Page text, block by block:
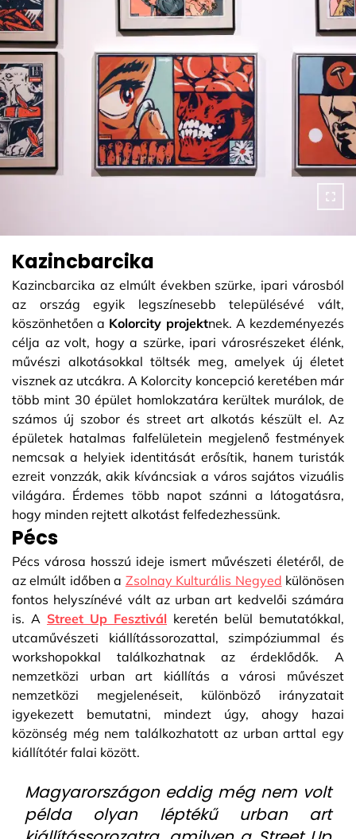
Kazincbarcika
Kazincbarcika az elmúlt években szürke, ipari városból
az ország egyik legszínesebb településévé vált,
köszönhetően a Kolorcity projektnek. A kezdeményezés
célja az volt, hogy a szürke, ipari városrészeket élénk,
művészi alkotásokkal töltsék meg, amelyek új életet
visznek az utcákra. A Kolorcity koncepció keretében már
több mint 30 épület homlokzatára kerültek murálok, de
számos új szobor és street art alkotás készült el. Az
épületek hatalmas falfelületein megjelenő festmények
nemcsak a helyiek identitását erősítik, hanem turisták
ezreit vonzzák, akik kíváncsiak a város sajátos vizuális
világára. Érdemes több napot szánni a látogatásra,
hogy minden rejtett alkotást felfedezhessünk.
Pécs
Pécs városa hosszú ideje ismert művészeti életéről, de
az elmúlt időben a Zsolnay Kulturális Negyed különösen
fontos helyszínévé vált az urban art kedvelői számára
is. A Street Up Fesztivál keretén belül bemutatókkal,
utcaművészeti kiállítássorozattal, szimpóziummal és
workshopokkal találkozhatnak az érdeklődők. A
nemzetközi urban art kiállítás a városi művészet
nemzetközi megjelenéseit, különböző irányzatait
igyekezett bemutatni, mindezt úgy, ahogy hazai
közönség még nem találkozhatott az urban arttal egy
kiállítótér falai között.
Magyarországon eddig még nem volt
példa olyan léptékű urban art